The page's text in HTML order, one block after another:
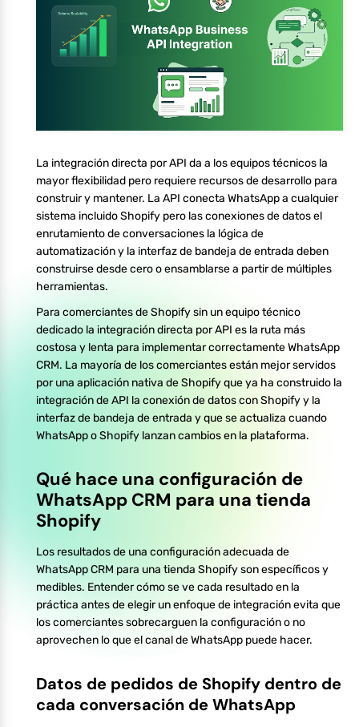
La integración directa por API da a los equipos técnicos la
mayor flexibilidad pero requiere recursos de desarrollo para
construir y mantener. La API conecta WhatsApp a cualquier
sistema incluido Shopify pero las conexiones de datos el
enrutamiento de conversaciones la lógica de
automatización y la interfaz de bandeja de entrada deben
construirse desde cero o ensamblarse a partir de múltiples
herramientas.
Para comerciantes de Shopify sin un equipo técnico
dedicado la integración directa por API es la ruta más
costosa y lenta para implementar correctamente WhatsApp
CRM. La mayoría de los comerciantes están mejor servidos
por una aplicación nativa de Shopify que ya ha construido la
integración de API la conexión de datos con Shopify y la
interfaz de bandeja de entrada y que se actualiza cuando
WhatsApp o Shopify lanzan cambios en la plataforma.
Qué hace una configuración de
WhatsApp CRM para una tienda
Shopify
Los resultados de una configuración adecuada de
WhatsApp CRM para una tienda Shopify son específicos y
medibles. Entender cómo se ve cada resultado en la
práctica antes de elegir un enfoque de integración evita que
los comerciantes sobrecarguen la configuración o no
aprovechen lo que el canal de WhatsApp puede hacer.
Datos de pedidos de Shopify dentro de
cada conversación de WhatsApp